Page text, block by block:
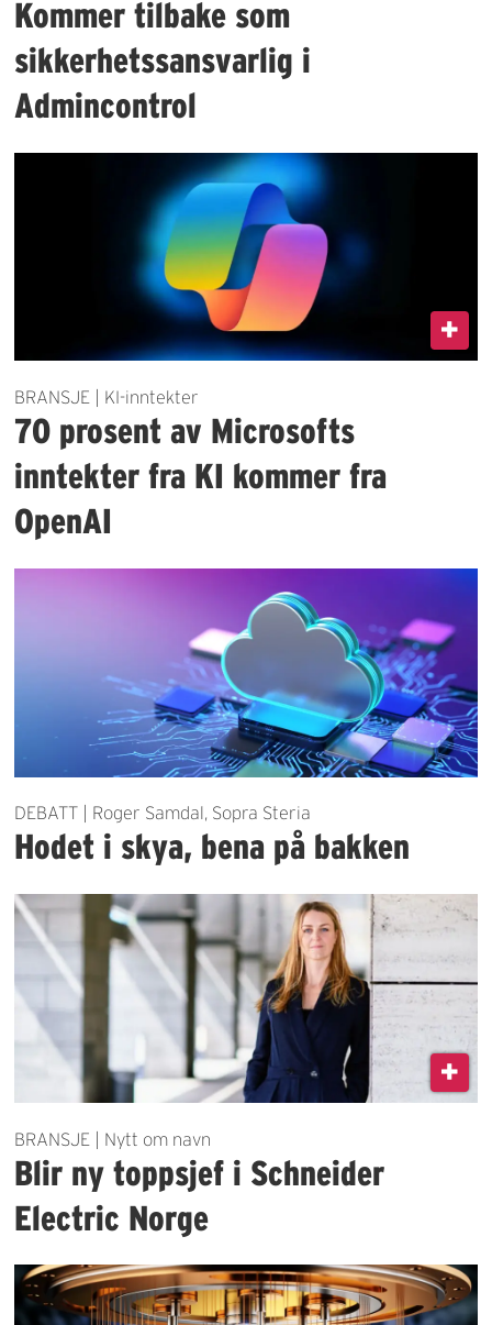
Kommer tilbake som
sikkerhetssansvarlig i
Admincontrol
BRANSJE | KI-inntekter
70 prosent av Microsofts
inntekter fra KI kommer fra
OpenAI
DEBATT | Roger Samdal, Sopra Steria
Hodet i skya, bena på bakken
BRANSJE | Nytt om navn
Blir ny toppsjef i Schneider
Electric Norge